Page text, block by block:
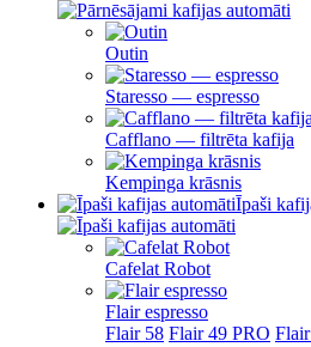
Outin
Staresso — espresso
Cafflano — filtrēta kafija
Kempinga krāsnis
Īpaši
Cafelat Robot
Flair espresso
Flair 58 Flair 49 PRO